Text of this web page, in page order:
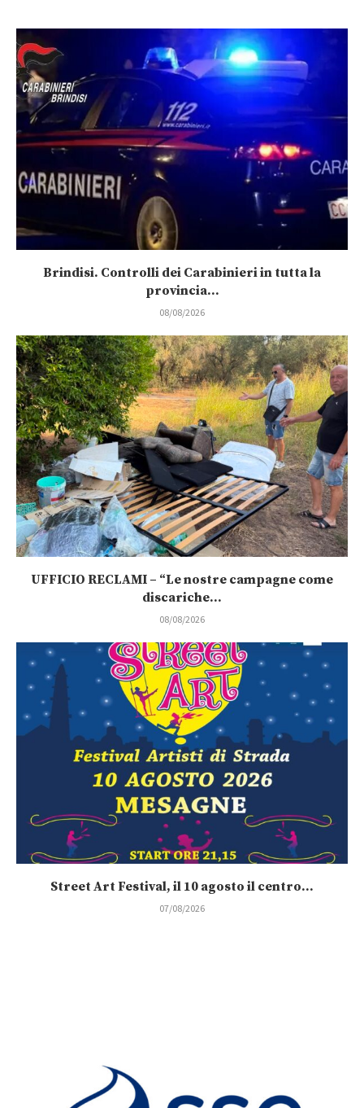
Brindisi. Controlli dei Carabinieri in tutta la
provincia...
08/08/2026
UFFICIO RECLAMI – “Le nostre campagne come
discariche...
08/08/2026
Street Art Festival, il 10 agosto il centro...
07/08/2026